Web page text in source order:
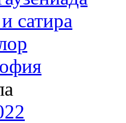
сатира